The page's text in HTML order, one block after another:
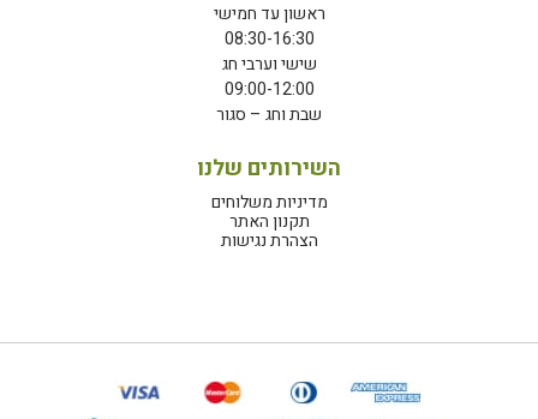
ראשון עד חמישי
08:30-16:30
שישי וערבי חג
09:00-12:00
שבת וחג – סגור
השירותים שלנו
מדיניות משלוחים
תקנון האתר
הצהרת נגישות